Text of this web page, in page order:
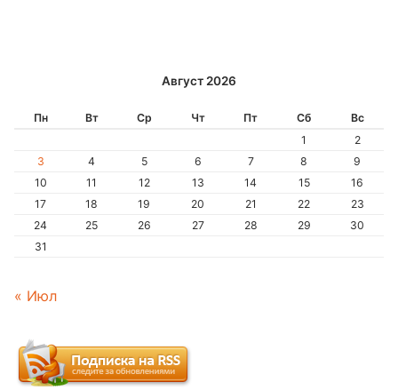
Август 2026
Пн Вт Ср Чт Пт Сб
Вс
1
2
3
4 5 6 7 8
9
10
11 12 13 14 15
16
17
18 19 20 21 22
23
24
25 26 27 28 29
30
31
« Июл